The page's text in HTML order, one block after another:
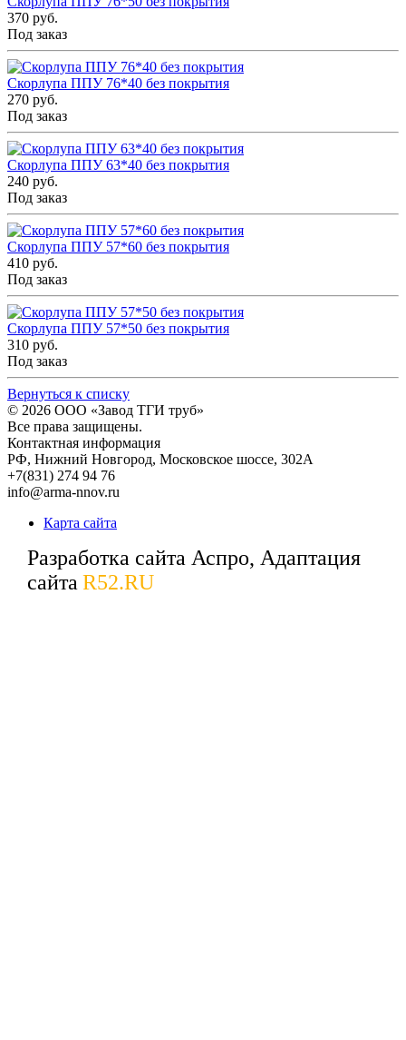
370 руб.
Под заказ
Скорлупа ППУ 76*40 без покрытия
270 руб.
Под заказ
Скорлупа ППУ 63*40 без покрытия
240 руб.
Под заказ
Скорлупа ППУ 57*60 без покрытия
410 руб.
Под заказ
Скорлупа ППУ 57*50 без покрытия
310 руб.
Под заказ
Вернуться к списку
© 2026 ООО «Завод ТГИ труб»
Все права защищены.
Контактная информация
РФ, Нижний Новгород, Московское шоссе, 302А
+7(831) 274 94 76
info@arma-nnov.ru
Карта сайта
Разработка сайта Аспро, Адаптация
сайта R52.RU